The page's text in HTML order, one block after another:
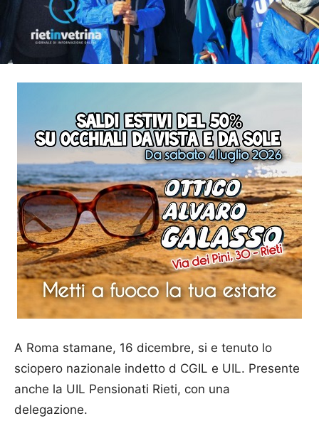
A Roma stamane, 16 dicembre, si e tenuto lo
sciopero nazionale indetto d CGIL e UIL. Presente
anche la UIL Pensionati Rieti, con una
delegazione.